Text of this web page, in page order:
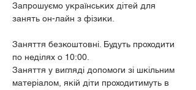
Запрошуємо українських дітей для
занять он-лайн з фізики.
Заняття безкоштовні. Будуть проходити
по неділях о 10:00.
Заняття у вигляді допомоги зі шкільним
матеріалом, якій діти проходитимуть в